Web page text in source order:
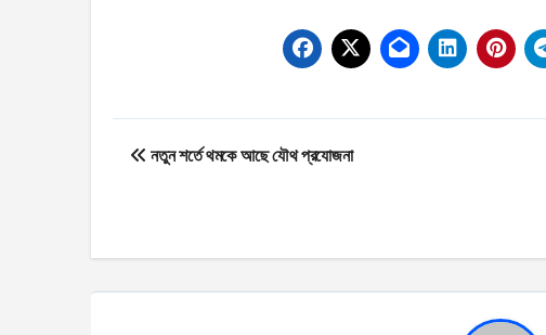
Post
নতুন শর্তে থমকে আছে যৌথ প্রযোজনা